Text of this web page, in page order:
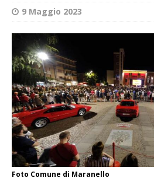
9 Maggio 2023
Foto Comune di Maranello